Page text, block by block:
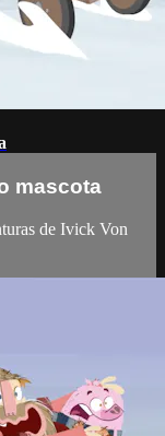
mascota
de Ivick Von